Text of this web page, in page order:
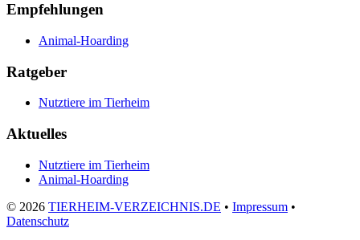
Empfehlungen
Animal-Hoarding
Ratgeber
Nutztiere im Tierheim
Aktuelles
Nutztiere im Tierheim
Animal-Hoarding
© 2026 TIERHEIM-VERZEICHNIS.DE • Impressum •
Datenschutz